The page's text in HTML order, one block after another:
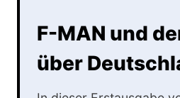
F-MAN und
über